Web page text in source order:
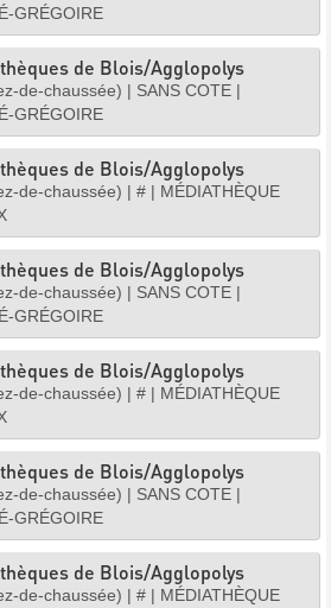
GRÉGOIRE
de Blois/Agglopolys
de-chaussée) | SANS COTE |
GRÉGOIRE
de Blois/Agglopolys
de-chaussée) | # | MÉDIATHÈQUE
de Blois/Agglopolys
de-chaussée) | SANS COTE |
GRÉGOIRE
de Blois/Agglopolys
de-chaussée) | # | MÉDIATHÈQUE
de Blois/Agglopolys
de-chaussée) | SANS COTE |
GRÉGOIRE
de Blois/Agglopolys
de-chaussée) | # | MÉDIATHÈQUE